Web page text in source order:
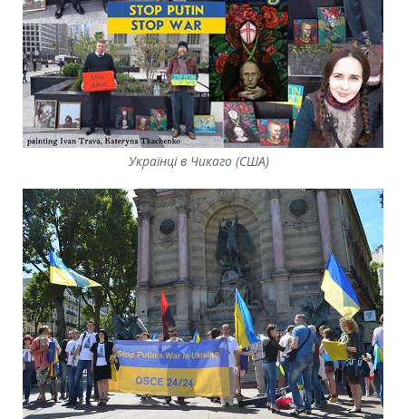
Українці в Чикаго (США)